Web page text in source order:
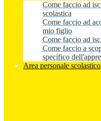
Come faccio ad
scolastica
Come faccio ad
mio figlio
Come faccio ad
Come faccio a
specifico
Area personale scolastico